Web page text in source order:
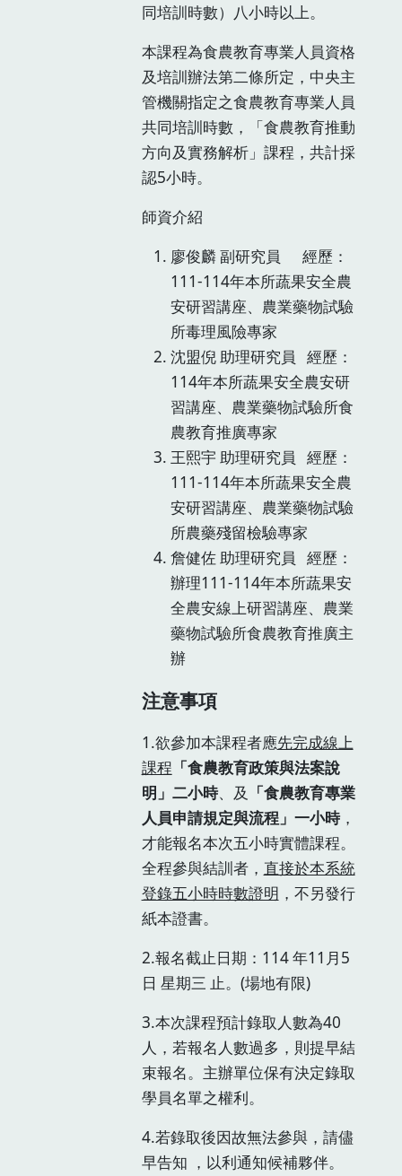
同培訓時數）八小時以上。
本課程為食農教育專業人員資格
及培訓辦法第二條所定，中央主
管機關指定之食農教育專業人員
共同培訓時數，「食農教育推動
方向及實務解析」課程，共計採
認5小時。
師資介紹
廖俊麟 副研究員 經歷：
111-114年本所蔬果安全農
安研習講座、農業藥物試驗
所毒理風險專家
沈盟倪 助理研究員 經歷：
114年本所蔬果安全農安研
習講座、農業藥物試驗所食
農教育推廣專家
王熙宇 助理研究員 經歷：
111-114年本所蔬果安全農
安研習講座、農業藥物試驗
所農藥殘留檢驗專家
詹健佐 助理研究員 經歷：
辦理111-114年本所蔬果安
全農安線上研習講座、農業
藥物試驗所食農教育推廣主
辦
注意事項
1.欲參加本課程者應先完成線上
課程 「食農教育政策與法案說
明」二小時、及 「食農教育專業
人員申請規定與流程」一小時，
才能報名本次五小時實體課程。
全程參與結訓者， 直接於本系統
登錄五小時時數證明 ，不另發行
紙本證書。
2.報名截止日期：114 年11月5
日 星期三 止。(場地有限)
3.本次課程預計錄取人數為40
人，若報名人數過多，則提早結
束報名。主辦單位保有決定錄取
學員名單之權利。
4.若錄取後因故無法參與，請儘
早告知 ，以利通知候補夥伴。